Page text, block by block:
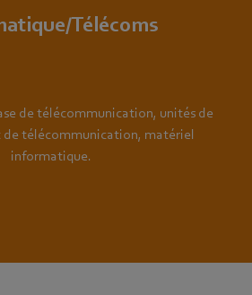
Télécoms
de télécommunication, unités de
de télécommunication, matériel
informatique.